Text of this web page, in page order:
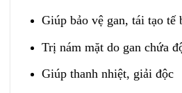
Giúp bảo vệ gan, tái tạo tế
Trị nám mặt do gan chứa
Giúp thanh nhiệt, giải độc